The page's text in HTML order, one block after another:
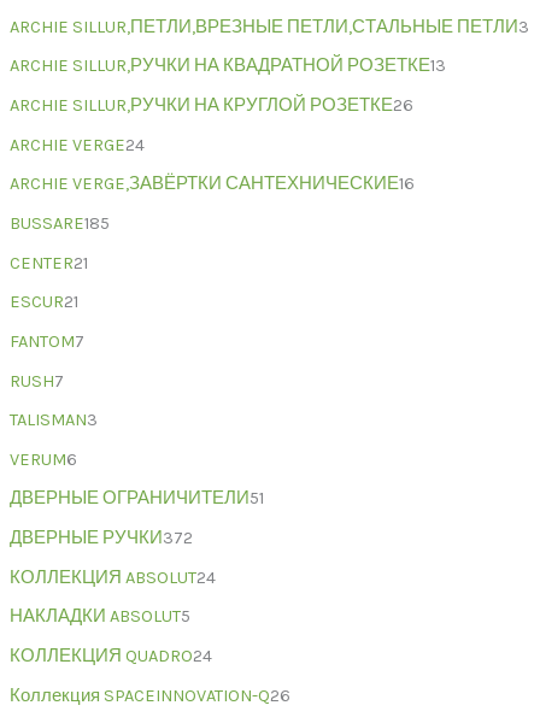
ARCHIE SILLUR,ПЕТЛИ,ВРЕЗНЫЕ ПЕТЛИ,СТАЛЬНЫЕ ПЕТЛИ3
ARCHIE SILLUR,РУЧКИ НА КВАДРАТНОЙ РОЗЕТКЕ13
ARCHIE SILLUR,РУЧКИ НА КРУГЛОЙ РОЗЕТКЕ26
ARCHIE VERGE24
ARCHIE VERGE,ЗАВЁРТКИ САНТЕХНИЧЕСКИЕ16
BUSSARE185
CENTER21
ESCUR21
FANTOM7
RUSH7
TALISMAN3
VERUM6
ДВЕРНЫЕ ОГРАНИЧИТЕЛИ51
ДВЕРНЫЕ РУЧКИ372
КОЛЛЕКЦИЯ ABSOLUT24
НАКЛАДКИ ABSOLUT5
КОЛЛЕКЦИЯ QUADRO24
Коллекция SPACEINNOVATION-Q26